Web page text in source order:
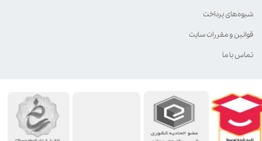
شیوه‌های پرداخت
قوانین و مقررات سایت
تماس با ما